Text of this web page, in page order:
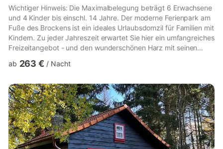
Wichtiger Hinweis: Die Maximalbelegung beträgt 6 Erwachsene
und 4 Kinder bis einschl. 14 Jahre. Der moderne Ferienpark am
Fuße des Brockens ist ein ideales Urlaubsdomzil für Familien mit
Kindern. Zu jeder Jahreszeit erwartet Sie hier ein umfangreiches
Freizeitangebot - und den wunderschönen Harz mit seinen
Haustür. Eingebettet in eine grüne Parkanlage verteilen sich die
einer privaten Terrasse einen tollen Rückzugsort. Wenn Sie sich
nach all den Aktivitäten einmal Ruhe wünsche...
ab 263 € / Nacht